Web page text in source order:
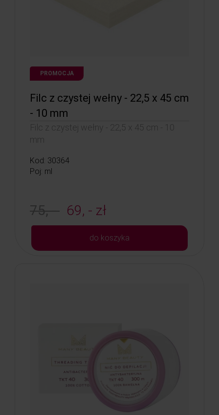
PROMOCJA
Filc z czystej wełny - 22,5 x 45 cm
- 10 mm
Filc z czystej wełny - 22,5 x 45 cm - 10
mm
Kod: 30364
Poj: ml
75, - 69, - zł
do koszyka